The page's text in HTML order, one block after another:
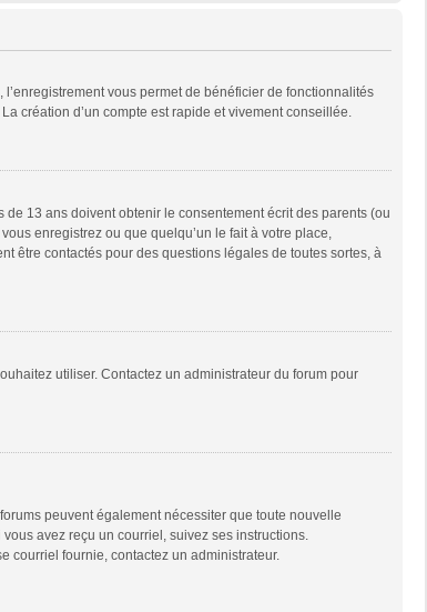
vous permet de bénéficier de fonctionnalités
création d’un compte est rapide et vivement conseillée.
13 ans doivent obtenir le consentement écrit des parents (ou
enregistrez ou que quelqu’un le fait à votre place,
être contactés pour des questions légales de toutes sortes, à
utiliser. Contactez un administrateur du forum pour
peuvent également nécessiter que toute nouvelle
avez reçu un courriel, suivez ses instructions.
courriel fournie, contactez un administrateur.